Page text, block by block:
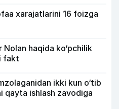
xarajatlarini 16 foizga
haqida ko‘pchilik
fakt
ikki kun o‘tib
qayta ishlash zavodiga